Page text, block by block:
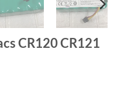
CR120 CR121